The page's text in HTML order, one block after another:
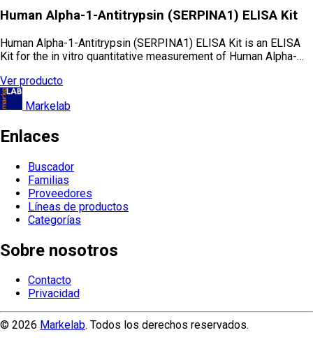
Human Alpha-1-Antitrypsin (SERPINA1) ELISA Kit
Human Alpha-1-Antitrypsin (SERPINA1) ELISA Kit is an ELISA
Kit for the in vitro quantitative measurement of Human Alpha-…
Ver producto
Markelab
Enlaces
Buscador
Familias
Proveedores
Líneas de productos
Categorías
Sobre nosotros
Contacto
Privacidad
© 2026 Markelab. Todos los derechos reservados.